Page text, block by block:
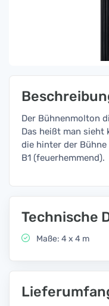
Der Bühnenmolton
Das heißt man sieht
die hinter der
B1 (feuerhemmend).
Technische
Maße: 4 x 4 m